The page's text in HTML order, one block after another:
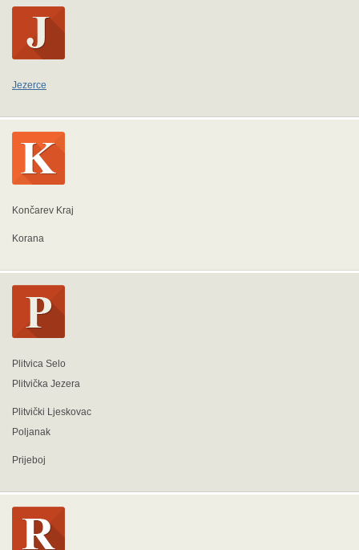
Jezerce
Končarev Kraj
Korana
Plitvica Selo
Plitvička Jezera
Plitvički Ljeskovac
Poljanak
Prijeboj